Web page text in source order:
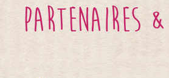
partenaires &